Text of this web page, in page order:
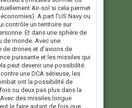
Air-sol si cela permet
A part l’US Navy ou
contrôle un territoire sur
Et dans une sphère de
de monde. Avec une
drones et d’avions de
puissante et les missiles qui
peut devenir une possibilité.
une DCA sérieuse, les
ont la possibilité de
ou deux pas plus dans la
des missiles longue
le faire autant de fois que